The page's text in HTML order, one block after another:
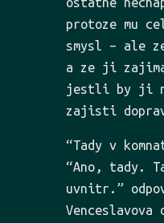
protoze mu
smysl – ale
a ze ji
jestli by ji
zajisti
“Tady v
“Ano, tady.
uvnitr.”